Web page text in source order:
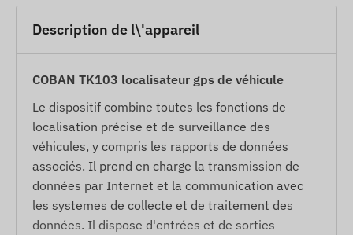
Description de l\'appareil
COBAN TK103 localisateur gps de véhicule
Le dispositif combine toutes les fonctions de
localisation précise et de surveillance des
véhicules, y compris les rapports de données
associés. Il prend en charge la transmission de
données par Internet et la communication avec
les systemes de collecte et de traitement des
données. Il dispose d'entrées et de sorties